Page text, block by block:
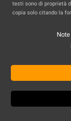
testi sono di proprietà
copia solo citando la